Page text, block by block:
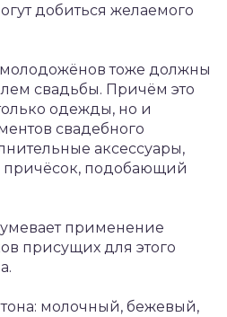
добиться желаемого
тоже должны
свадьбы. Причём это
одежды, но и
свадебного
аксессуары,
причёсок, подобающий
применение
присущих для этого
молочный, бежевый,